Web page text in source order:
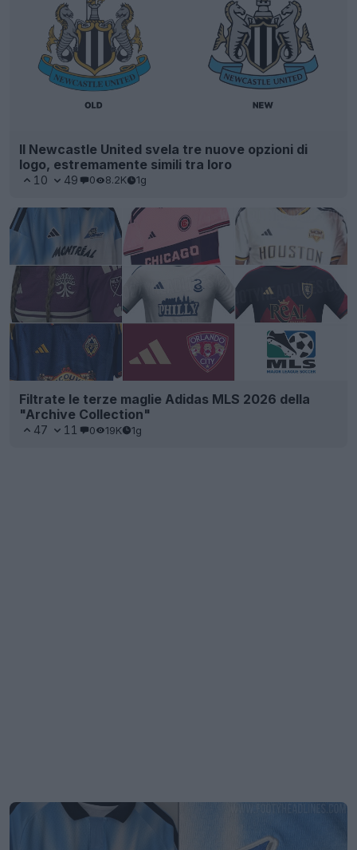
Il Newcastle United svela tre nuove opzioni di
logo, estremamente simili tra loro
10 49 0 8.2K 1g
Filtrate le terze maglie Adidas MLS 2026 della
"Archive Collection"
47 11 0 19K 1g